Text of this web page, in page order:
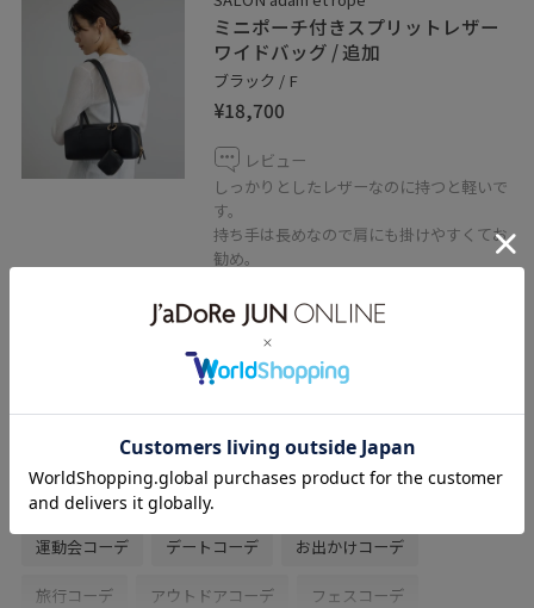
ミニポーチ付きスプリットレザー
ワイドバッグ / 追加
ブラック / F
¥18,700
レビュー
しっかりとしたレザーなのに持つと軽いで
す。
持ち手は長めなので肩にも掛けやすくてお
勧め。
コンパクトな見た目ですが、
マチがしっかりとあるので収納力も◎
春コーデ 初夏コーデ 夏コーデ
初秋コーデ お仕事コーデ
運動会コーデ デートコーデ お出かけコーデ
旅行コーデ アウトドアコーデ フェスコーデ